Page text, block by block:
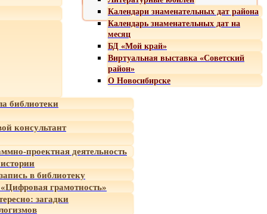
Календари знаменательных дат района
Календарь знаменательных дат на
месяц
БД «Мой край»
Виртуальная выставка «Советский
район»
О Новосибирске
библиотеки
консультант
проектная деятельность
в библиотеку
грамотность»
загадки